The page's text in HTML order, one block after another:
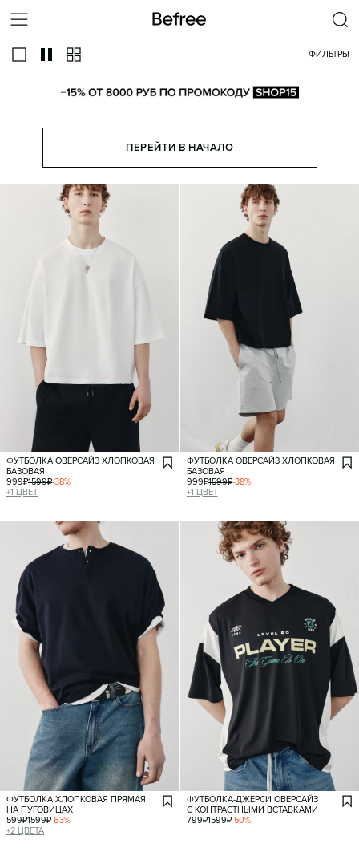
ФИЛЬТРЫ
ПЕРЕЙТИ В НАЧАЛО
ФУТБОЛКА ОВЕРСАЙЗ ХЛОПКОВАЯ
БАЗОВАЯ
999₽1599₽-38%
+1 ЦВЕТ
ФУТБОЛКА ОВЕРСАЙЗ ХЛОПКОВАЯ
БАЗОВАЯ
999₽1599₽-38%
+1 ЦВЕТ
ФУТБОЛКА ХЛОПКОВАЯ ПРЯМАЯ
НА ПУГОВИЦАХ
599₽1599₽-63%
+2 ЦВЕТА
ФУТБОЛКА-ДЖЕРСИ ОВЕРСАЙЗ
С КОНТРАСТНЫМИ ВСТАВКАМИ
799₽1599₽-50%